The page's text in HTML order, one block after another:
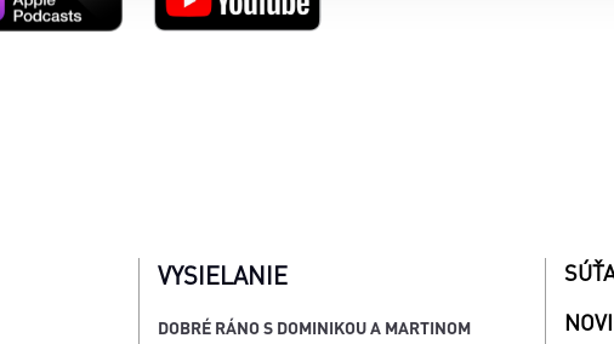
VYSIELANIE
DOBRÉ RÁNO S DOMINIKOU A MARTINOM